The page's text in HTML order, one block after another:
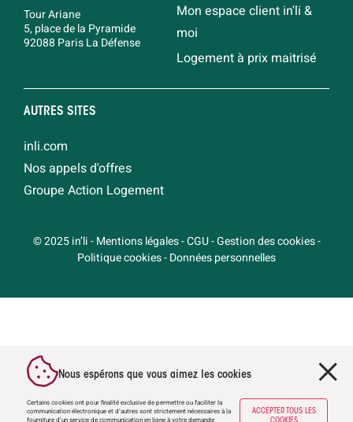
Tour Ariane
5, place de la Pyramide
92088 Paris La Défense
Mon espace client in'li &
moi
Logement à prix maitrisé
AUTRES SITES
inli.com
Nos appels d'offres
Groupe Action Logement
© 2025 in’li-Mentions légales-CGU-Gestion des cookies-
Politique cookies-Données personnelles
Nous espérons que vous aimez les cookies
Certains cookies ont pour finalité exclusive de permettre ou faciliter la
communication électronique et d’autres sont strictement nécessaires à la
fourniture d’un service de communication en ligne à votre demande
ACCEPTER TOUS LES